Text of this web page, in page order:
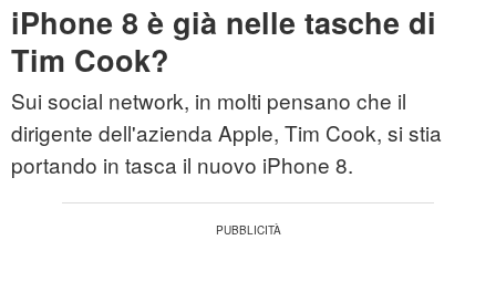
iPhone 8 è già nelle tasche di
Tim Cook?
Sui social network, in molti pensano che il
dirigente dell'azienda Apple, Tim Cook, si stia
portando in tasca il nuovo iPhone 8.